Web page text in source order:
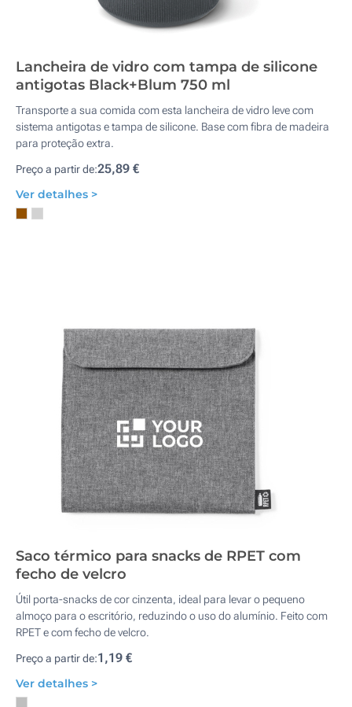
Lancheira de vidro com tampa de silicone
antigotas Black+Blum 750 ml
Transporte a sua comida com esta lancheira de vidro leve com
sistema antigotas e tampa de silicone. Base com fibra de madeira
para proteção extra.
Preço a partir de:25,89 €
Ver detalhes >
Saco térmico para snacks de RPET com
fecho de velcro
Útil porta-snacks de cor cinzenta, ideal para levar o pequeno
almoço para o escritório, reduzindo o uso do alumínio. Feito com
RPET e com fecho de velcro.
Preço a partir de:1,19 €
Ver detalhes >